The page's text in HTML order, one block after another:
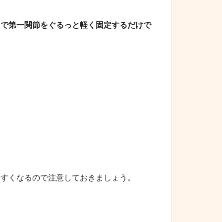
第一関節をぐるっと軽く固定するだけで
くなるので注意しておきましょう。